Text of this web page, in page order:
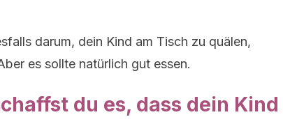
darum, dein Kind am Tisch zu quälen,
es sollte natürlich gut essen.
du es, dass dein Kind